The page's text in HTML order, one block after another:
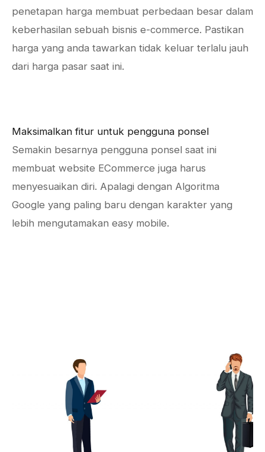
penetapan harga membuat perbedaan besar dalam
keberhasilan sebuah bisnis e-commerce. Pastikan
harga yang anda tawarkan tidak keluar terlalu jauh
dari harga pasar saat ini.
Maksimalkan fitur untuk pengguna ponsel
Semakin besarnya pengguna ponsel saat ini
membuat website ECommerce juga harus
menyesuaikan diri. Apalagi dengan Algoritma
Google yang paling baru dengan karakter yang
lebih mengutamakan easy mobile.